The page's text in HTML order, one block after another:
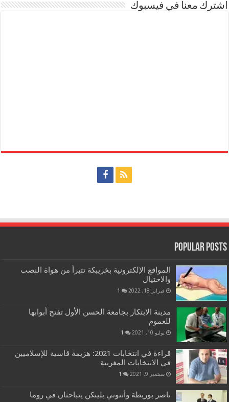
معنا في فيسبوك
Popular
المواقع الإلكترونية بخريبكة تتبرأ من هواة النصب
والاحتيال
فبراير 18, 2022 1
مدينة الابتكار بجامعة الحسن الأول تفتح أبوابها
للعموم
يوليو 10, 2021 1
قراءة في انتخابات 2021: هزيمة قاسية للإسلاميين
في الانتخابات المغربية
سبتمبر 9, 2021 1
ناصر بوريطة وأنتوني بلينكن يتباحثان في روما